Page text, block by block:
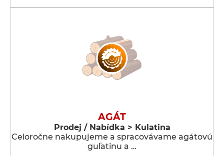
AGÁT
Prodej / Nabídka > Kulatina
Celoročne nakupujeme a spracovávame agátovú
guľatinu a …